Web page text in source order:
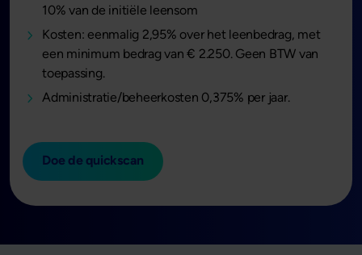
10% van de initiële leensom
Kosten: eenmalig 2,95% over het leenbedrag, met
een minimum bedrag van € 2.250. Geen BTW van
toepassing.
Administratie/beheerkosten 0,375% per jaar.
Doe de quickscan